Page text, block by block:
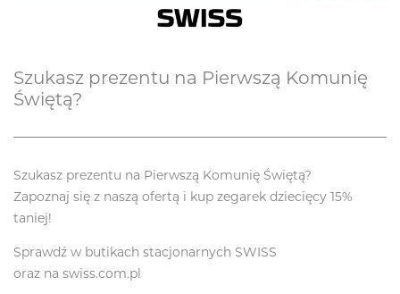
Szukasz prezentu na Pierwszą Komunię
Świętą?
Szukasz prezentu na Pierwszą Komunię Świętą?
Zapoznaj się z naszą ofertą i kup zegarek dziecięcy 15%
taniej!
Sprawdź w butikach stacjonarnych SWISS
oraz na swiss.com.pl